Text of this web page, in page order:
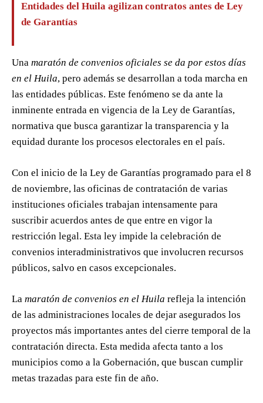
Entidades del Huila agilizan contratos antes de Ley
de Garantías
Una maratón de convenios oficiales se da por estos días
en el Huila, pero además se desarrollan a toda marcha en
las entidades públicas. Este fenómeno se da ante la
inminente entrada en vigencia de la Ley de Garantías,
normativa que busca garantizar la transparencia y la
equidad durante los procesos electorales en el país.
Con el inicio de la Ley de Garantías programado para el 8
de noviembre, las oficinas de contratación de varias
instituciones oficiales trabajan intensamente para
suscribir acuerdos antes de que entre en vigor la
restricción legal. Esta ley impide la celebración de
convenios interadministrativos que involucren recursos
públicos, salvo en casos excepcionales.
La maratón de convenios en el Huila refleja la intención
de las administraciones locales de dejar asegurados los
proyectos más importantes antes del cierre temporal de la
contratación directa. Esta medida afecta tanto a los
municipios como a la Gobernación, que buscan cumplir
metas trazadas para este fin de año.